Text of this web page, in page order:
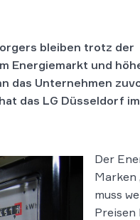
bleiben trotz der
Energiemarkt und
das Unternehmen
das LG Düsseldorf
Der
Marken
muss
Preisen